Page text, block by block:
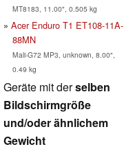
MT8183, 11.00", 0.505 kg
Acer Enduro T1 ET108-11A-
88MN
Mali-G72 MP3, unknown, 8.00",
0.49 kg
Geräte mit derselben
Bildschirmgröße
und/oder ähnlichem
Gewicht